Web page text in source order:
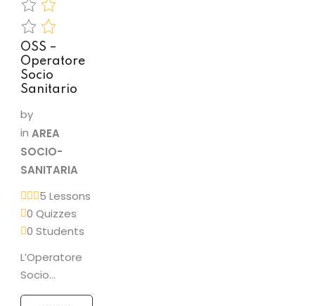
ATA
OSS –
Operatore
Socio
Sanitario
by
in AREA
SOCIO-
SANITARIA
5 Lessons
0 Quizzes
0 Students
L’Operatore
Socio
Sanitario è un